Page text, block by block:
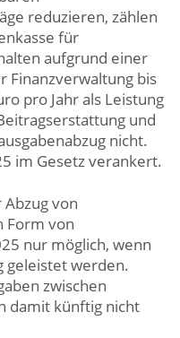
reduzieren, zählen
für
aufgrund einer
Finanzverwaltung bis
pro Jahr als Leistung
und
nicht.
im Gesetz verankert.
Abzug von
Form von
nur möglich, wenn
geleistet werden.
zwischen
damit künftig nicht